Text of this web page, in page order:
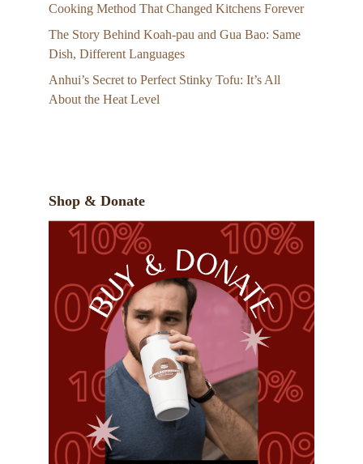
Cooking Method That Changed Kitchens Forever
The Story Behind Koah-pau and Gua Bao: Same
Dish, Different Languages
Anhui’s Secret to Perfect Stinky Tofu: It’s All
About the Heat Level
Shop & Donate